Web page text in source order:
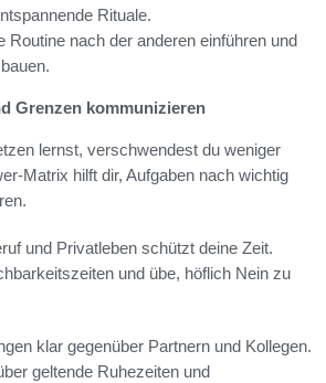
Rituale.
Routine nach der anderen einführen und
Grenzen kommunizieren
lernst, verschwendest du weniger
Matrix hilft dir, Aufgaben nach wichtig
und Privatleben schützt deine Zeit.
und übe, höflich Nein zu
klar gegenüber Partnern und Kollegen.
geltende Ruhezeiten und